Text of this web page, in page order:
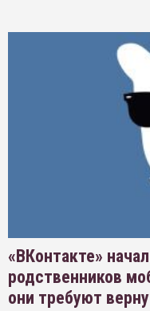
«ВКонтакте»
родственников
они требуют